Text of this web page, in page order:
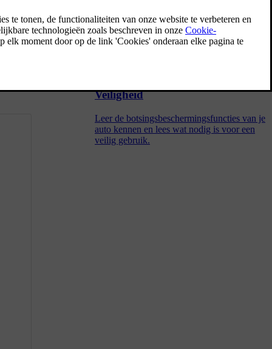
Bij een aanrijding heeft je auto talloze
functies die de gevolgen van de aanrijding
Veiligheid
Leer de botsingsbeschermingsfuncties van je
auto kennen en lees wat nodig is voor een
veilig gebruik.